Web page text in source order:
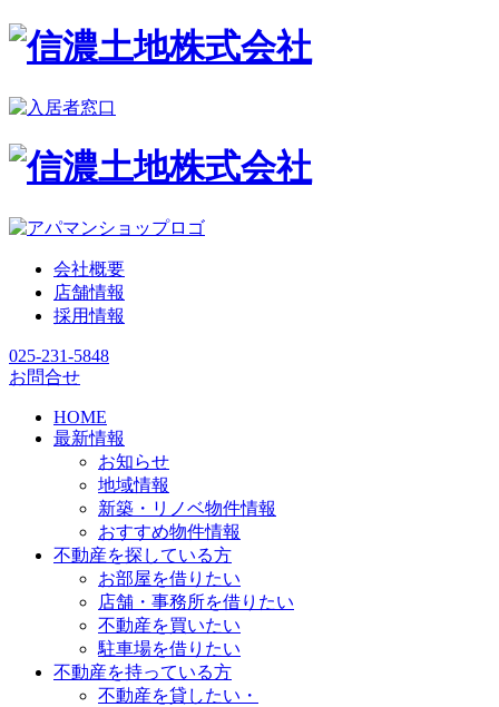
会社概要
店舗情報
採用情報
025-231-5848
お問合せ
HOME
最新情報
お知らせ
地域情報
新築・リノベ物件情報
おすすめ物件情報
不動産を探している方
お部屋を借りたい
店舗・事務所を借りたい
不動産を買いたい
駐車場を借りたい
不動産を持っている方
不動産を貸したい・